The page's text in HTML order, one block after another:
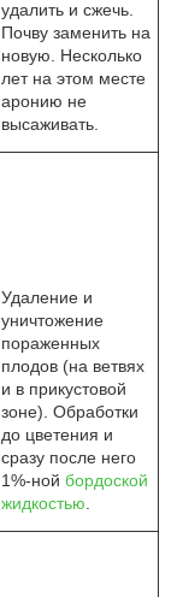
удалить и сжечь.
Почву заменить на
новую. Несколько
лет на этом месте
аронию не
высаживать.
Удаление и
уничтожение
пораженных
плодов (на ветвях
и в прикустовой
зоне). Обработки
до цветения и
сразу после него
1%-ной бордоской
жидкостью